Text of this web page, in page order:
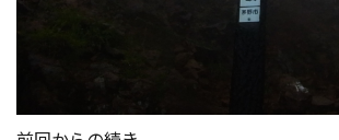
ログイン